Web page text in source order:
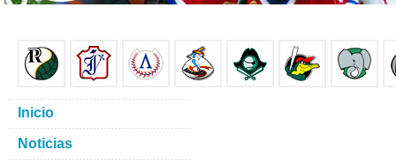
Inicio
Noticias